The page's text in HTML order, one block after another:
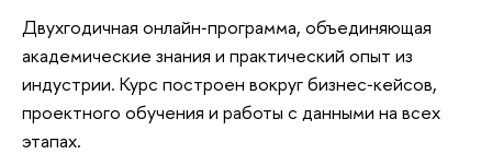
Двухгодичная онлайн‑программа, объединяющая
академические знания и практический опыт из
индустрии. Курс построен вокруг бизнес‑кейсов,
проектного обучения и работы с данными на всех
этапах.